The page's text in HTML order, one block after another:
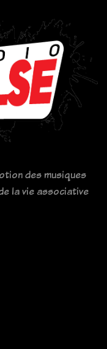
des musiques
la vie associative